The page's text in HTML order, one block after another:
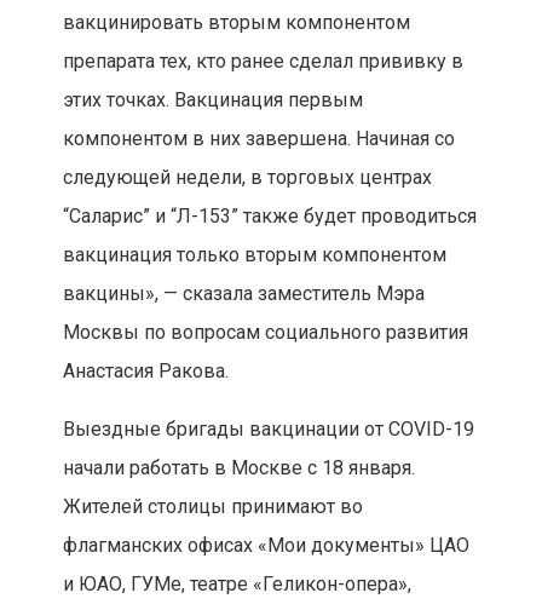
вакцинировать вторым компонентом
препарата тех, кто ранее сделал прививку в
этих точках. Вакцинация первым
компонентом в них завершена. Начиная со
следующей недели, в торговых центрах
“‎Саларис”‎ и “‎Л-153”‎ также будет проводиться
вакцинация только вторым компонентом
вакцины», — сказала заместитель Мэра
Москвы по вопросам социального развития
Анастасия Ракова.
Выездные бригады вакцинации от COVID-19
начали работать в Москве с 18 января.
Жителей столицы принимают во
флагманских офисах «Мои документы» ЦАО
и ЮАО, ГУМе, театре «Геликон-опера»,